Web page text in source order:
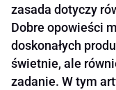
zasada dotyczy
Dobre opowieści
doskonałych
świetnie, ale
zadanie. W tym